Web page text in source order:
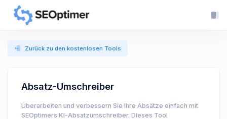
Zurück zu den kostenlosen Tools
Absatz-Umschreiber
Überarbeiten und verbessern Sie Ihre Absätze einfach mit
SEOptimers KI-Absatzumschreiber. Dieses Tool